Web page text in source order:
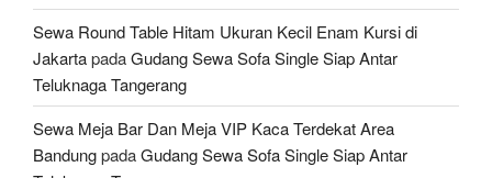
Sewa Round Table Hitam Ukuran Kecil Enam Kursi di
JakartapadaGudang Sewa Sofa Single Siap Antar
Teluknaga Tangerang
Sewa Meja Bar Dan Meja VIP Kaca Terdekat Area
BandungpadaGudang Sewa Sofa Single Siap Antar